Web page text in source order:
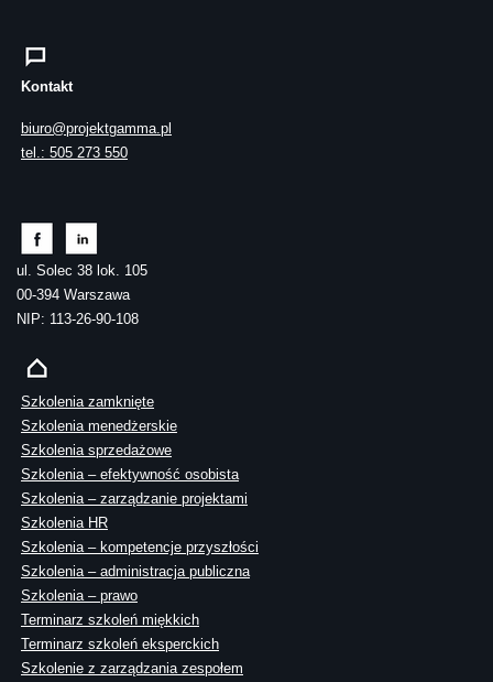
Kontakt
biuro@projektgamma.pl
tel.: 505 273 550
ul. Solec 38 lok. 105
00-394 Warszawa
NIP: 113-26-90-108
Szkolenia zamknięte
Szkolenia menedżerskie
Szkolenia sprzedażowe
Szkolenia – efektywność osobista
Szkolenia – zarządzanie projektami
Szkolenia HR
Szkolenia – kompetencje przyszłości
Szkolenia – administracja publiczna
Szkolenia – prawo
Terminarz szkoleń miękkich
Terminarz szkoleń eksperckich
Szkolenie z zarządzania zespołem